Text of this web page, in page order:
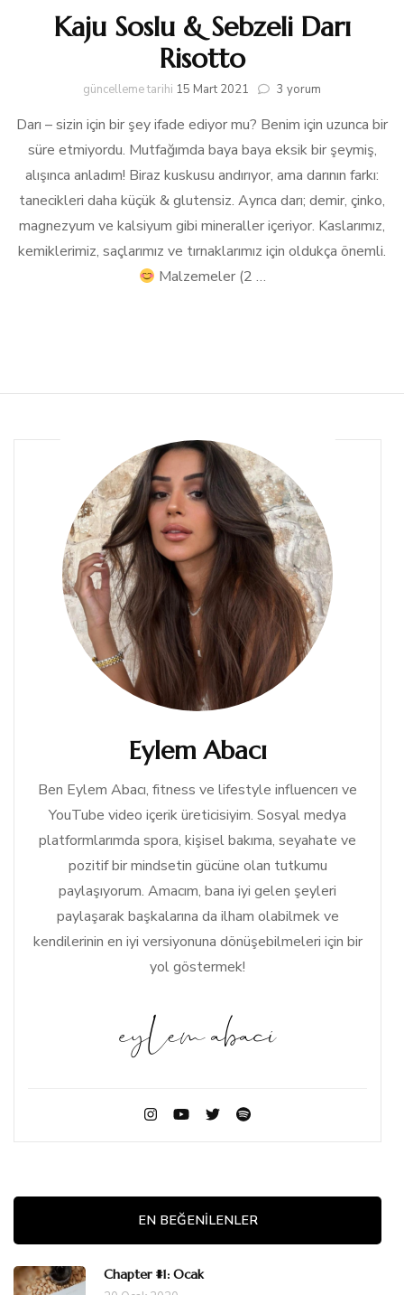
Kaju Soslu & Sebzeli Darı
Risotto
güncelleme tarihi 15 Mart 2021
Kaju
&
Sebzeli
Darı
Risotto
için
3 yorum
Darı – sizin için bir şey ifade ediyor mu? Benim için uzunca bir
süre etmiyordu. Mutfağımda baya baya eksik bir şeymiş,
alışınca anladım! Biraz kuskusu andırıyor, ama darının farkı:
tanecikleri daha küçük & glutensiz. Ayrıca darı; demir, çinko,
magnezyum ve kalsiyum gibi mineraller içeriyor. Kaslarımız,
kemiklerimiz, saçlarımız ve tırnaklarımız için oldukça önemli.
Malzemeler (2 …
Eylem Abacı
Ben Eylem Abacı, fitness ve lifestyle influencerı ve
YouTube video içerik üreticisiyim. Sosyal medya
platformlarımda spora, kişisel bakıma, seyahate ve
pozitif bir mindsetin gücüne olan tutkumu
paylaşıyorum. Amacım, bana iyi gelen şeyleri
paylaşarak başkalarına da ilham olabilmek ve
kendilerinin en iyi versiyonuna dönüşebilmeleri için bir
yol göstermek!
EN BEĞENILENLER
Chapter #1: Ocak